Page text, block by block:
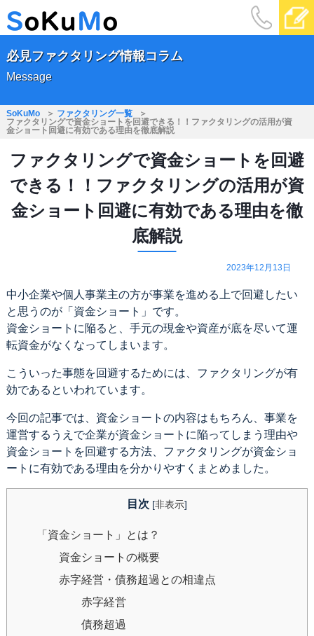
必見ファクタリング情報コラム
Message
SoKuMo
ファクタリング一覧
ファクタリングで資金ショートを回避できる！！ファクタリングの活用が資
金ショート回避に有効である理由を徹底解説
ファクタリングで資金ショートを回避
できる！！ファクタリングの活用が資
金ショート回避に有効である理由を徹
底解説
2023年12月13日
中小企業や個人事業主の方が事業を進める上で回避したい
と思うのが「資金ショート」です。
資金ショートに陥ると、手元の現金や資産が底を尽いて運
転資金がなくなってしまいます。
こういった事態を回避するためには、ファクタリングが有
効であるといわれています。
今回の記事では、資金ショートの内容はもちろん、事業を
運営するうえで企業が資金ショートに陥ってしまう理由や
資金ショートを回避する方法、ファクタリングが資金ショ
ートに有効である理由を分かりやすくまとめました。
目次 [非表示]
「資金ショート」とは？
資金ショートの概要
赤字経営・債務超過との相違点
赤字経営
債務超過